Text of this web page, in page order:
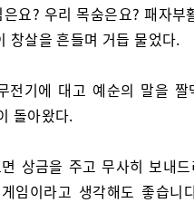
요? 우리 목숨은요? 패자부
창살을 흔들며 거듭 물었다.
전기에 대고 예순의 말을 짤
돌아왔다.
상금을 주고 무사히 보내
임이라고 생각해도 좋습니